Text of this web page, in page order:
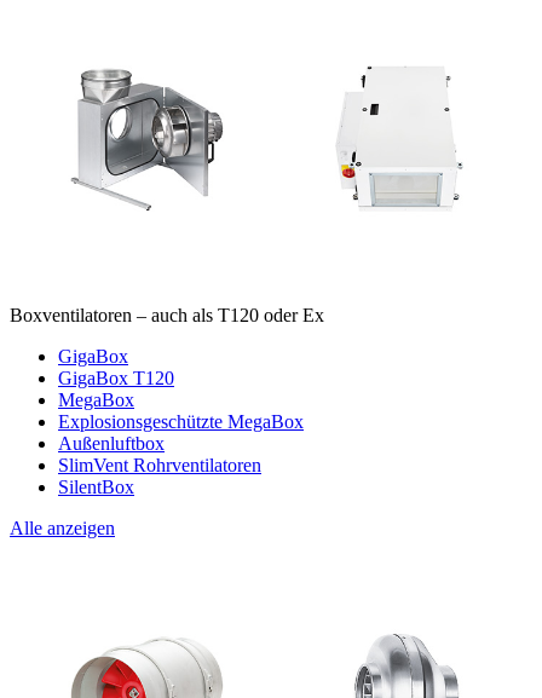
Boxventilatoren – auch als T120 oder Ex
GigaBox
GigaBox T120
MegaBox
Explosionsgeschützte MegaBox
Außenluftbox
SlimVent Rohrventilatoren
SilentBox
Alle anzeigen